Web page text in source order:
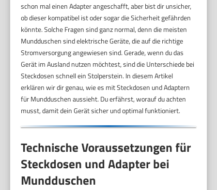
schon mal einen Adapter angeschafft, aber bist dir unsicher,
ob dieser kompatibel ist oder sogar die Sicherheit gefährden
könnte. Solche Fragen sind ganz normal, denn die meisten
Mundduschen sind elektrische Geräte, die auf die richtige
Stromversorgung angewiesen sind. Gerade, wenn du das
Gerät im Ausland nutzen möchtest, sind die Unterschiede bei
Steckdosen schnell ein Stolperstein. In diesem Artikel
erklären wir dir genau, wie es mit Steckdosen und Adaptern
für Mundduschen aussieht. Du erfährst, worauf du achten
musst, damit dein Gerät sicher und optimal funktioniert.
Technische Voraussetzungen für
Steckdosen und Adapter bei
Mundduschen